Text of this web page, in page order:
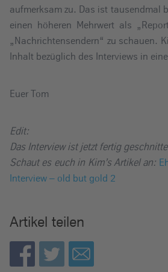
aufmerksam zu. Das ist tausendmal
einen höheren Mehrwert als
„Nachrichtensendern“ zu schauen.
Inhalt bezüglich des Interviews in
Euer Tom
Edit:
Das Interview ist jetzt fertig
Schaut es euch in Kim’s Artikel an:
Interview – old but gold 2
Artikel teilen